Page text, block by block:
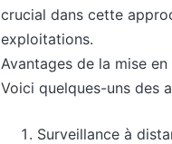
crucial dans cette
exploitations.
Avantages de la mise
Voici quelques-uns des
Surveillance à